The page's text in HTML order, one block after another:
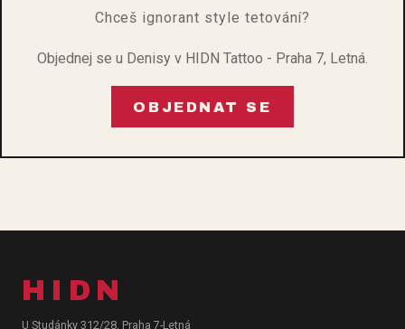
Chceš ignorant style tetování?
Objednej se u Denisy v HIDN Tattoo - Praha 7, Letná.
OBJEDNAT SE
HIDN
U Studánky 312/28, Praha 7-Letná